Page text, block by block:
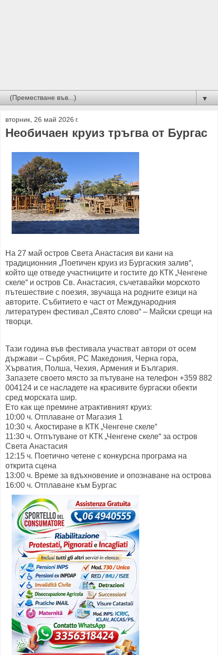
▼
вторник, 26 май 2026 г.
Необичаен круиз тръгва от Бургас
На 27 май остров Света Анастасия ви кани на
традиционния „Поетичен круиз из Бургаския залив“,
който ще отведе участниците и гостите до КТК „Ченгене
скеле“ и остров Св. Анастасия, съчетавайки морското
пътешествие с поезия, звучаща на родните езици на
авторите. Събитието е част от Международния
литературен фестивал „Свято слово“ – Майски срещи на
творци.
Тази година във фестивала участват автори от осем
държави – Сърбия, РС Македония, Черна гора,
Хърватия, Полша, Чехия, Армения и България.
Запазете своето място за пътуване на телефон +359 882
004124 и се насладете на красивите бургаски обекти
сред морската шир.
Ето как ще премине атрактивният круиз:
10:00 ч. Отплаване от Магазия 1
10:30 ч. Акостиране в КТК „Ченгене скеле“
11:30 ч. Oтпътуване от КТК „Ченгене скеле“ за остров
Света Анастасия
12:15 ч. Поетично четене с конкурсна програма на
открита сцена
13:00 ч. Време за вдъхновение и опознаване на острова
16:00 ч. Отплаване към Бургас